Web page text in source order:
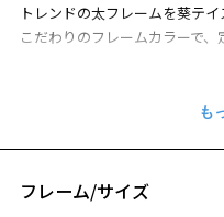
トレンドの太フレームを葵テイ
こだわりのフレームカラーで
ボリューム感のある太縁フレ
女性も取り入れていただきや
【AOI'S POINT】
フレーム/サイズ